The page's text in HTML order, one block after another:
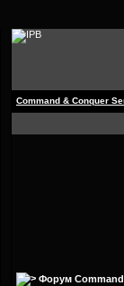
Command & Conquer
Форум